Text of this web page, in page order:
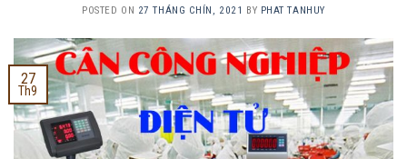
POSTED ON 27 THÁNG CHÍN, 2021 BY PHAT TANHUY
27
Th9